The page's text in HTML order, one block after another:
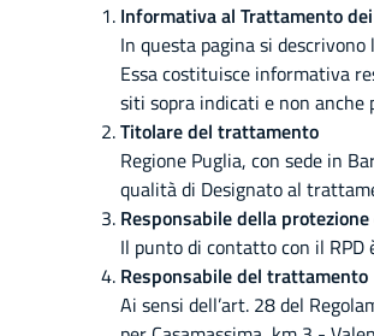
Informativa al Trattamento
In questa pagina si
Essa costituisce informativa
siti sopra indicati e non
Titolare del trattamento
Regione Puglia, con sede in
qualità di Designato al
Responsabile della
Il punto di contatto con il
Responsabile del trattamento
Ai sensi dell’art. 28 del